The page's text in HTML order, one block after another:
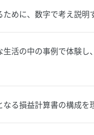
めに、数字で考え説明
活の中の事例で体験
る損益計算書の構成を